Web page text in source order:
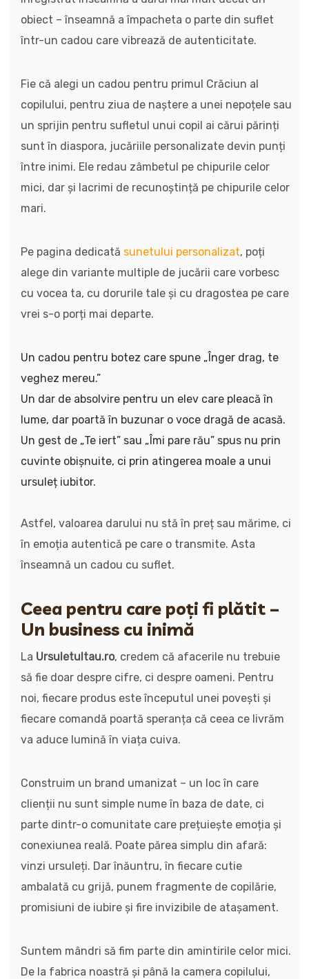
obiect – înseamnă a împacheta o parte din suflet
într-un cadou care vibrează de autenticitate.
Fie că alegi un cadou pentru primul Crăciun al
copilului, pentru ziua de naștere a unei nepoțele sau
un sprijin pentru sufletul unui copil ai cărui părinți
sunt în diaspora, jucăriile personalizate devin punți
între inimi. Ele redau zâmbetul pe chipurile celor
mici, dar și lacrimi de recunoștință pe chipurile celor
mari.
Pe pagina dedicată sunetului personalizat, poți
alege din variante multiple de jucării care vorbesc
cu vocea ta, cu dorurile tale și cu dragostea pe care
vrei s-o porți mai departe.
Un cadou pentru botez care spune „Înger drag, te
veghez mereu.”
Un dar de absolvire pentru un elev care pleacă în
lume, dar poartă în buzunar o voce dragă de acasă.
Un gest de „Te iert” sau „Îmi pare rău” spus nu prin
cuvinte obișnuite, ci prin atingerea moale a unui
ursuleț iubitor.
Astfel, valoarea darului nu stă în preț sau mărime, ci
în emoția autentică pe care o transmite. Asta
înseamnă un cadou cu suflet.
Ceea pentru care poți fi plătit –
Un business cu inimă
La Ursuletultau.ro, credem că afacerile nu trebuie
să fie doar despre cifre, ci despre oameni. Pentru
noi, fiecare produs este începutul unei povești și
fiecare comandă poartă speranța că ceea ce livrăm
va aduce lumină în viața cuiva.
Construim un brand umanizat – un loc în care
clienții nu sunt simple nume în baza de date, ci
parte dintr-o comunitate care prețuiește emoția și
conexiunea reală. Poate părea simplu din afară:
vinzi ursuleți. Dar înăuntru, în fiecare cutie
ambalată cu grijă, punem fragmente de copilărie,
promisiuni de iubire și fire invizibile de atașament.
Suntem mândri să fim parte din amintirile celor mici.
De la fabrica noastră și până la camera copilului,